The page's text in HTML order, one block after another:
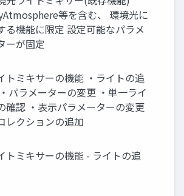
等を含む、 環境光に
る機能に限定 設定可能なパラメ
ーが固定
トミキサーの機能 ・ライトの追
パラメーターの変更 ・単一ライ
確認 ・表示パラメーターの変更
レクションの追加
トミキサーの機能 - ライトの追